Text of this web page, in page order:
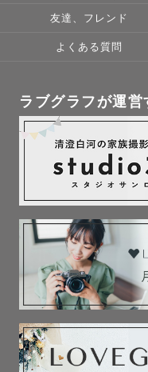
友達、フレンド
よくある質問
ラブグラフが運営